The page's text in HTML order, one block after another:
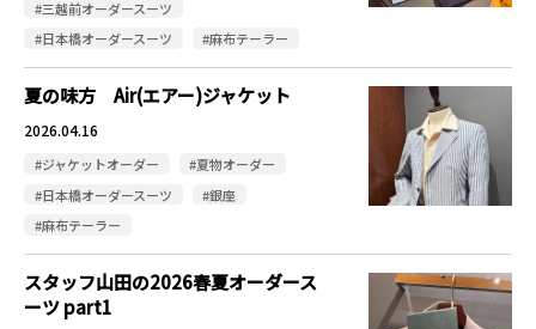
#三越前オーダースーツ
#日本橋オーダースーツ
#麻布テーラー
夏の味方 Air(エアー)ジャケット
2026.04.16
#ジャケットオーダー
#夏物オーダー
#日本橋オーダースーツ
#銀座
#麻布テーラー
スタッフ山田の2026春夏オーダース
ーツ part1